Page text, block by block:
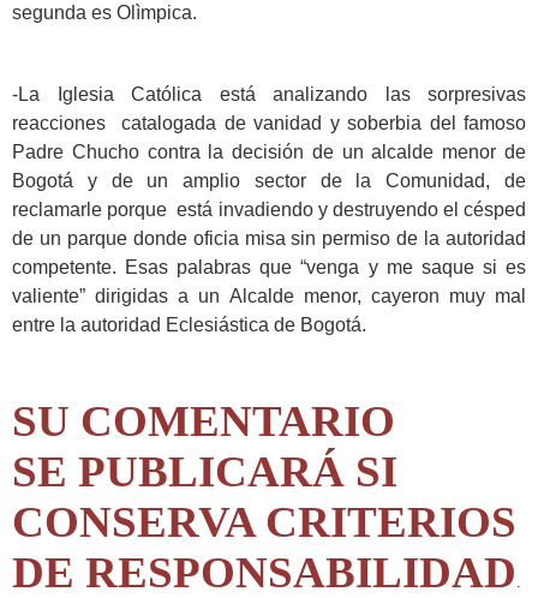
segunda es Olìmpica.
-La Iglesia Católica está analizando las sorpresivas
reacciones catalogada de vanidad y soberbia del famoso
Padre Chucho contra la decisión de un alcalde menor de
Bogotá y de un amplio sector de la Comunidad, de
reclamarle porque está invadiendo y destruyendo el césped
de un parque donde oficia misa sin permiso de la autoridad
competente. Esas palabras que “venga y me saque si es
valiente” dirigidas a un Alcalde menor, cayeron muy mal
entre la autoridad Eclesiástica de Bogotá.
SU COMENTARIO
SE PUBLICARÁ SI
CONSERVA CRITERIOS
DE RESPONSABILIDAD